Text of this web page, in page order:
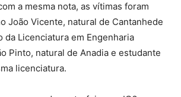
a mesma nota, as vítimas foram
João Vicente, natural de Cantanhede
da Licenciatura em Engenharia
Pinto, natural de Anadia e estudante
licenciatura.